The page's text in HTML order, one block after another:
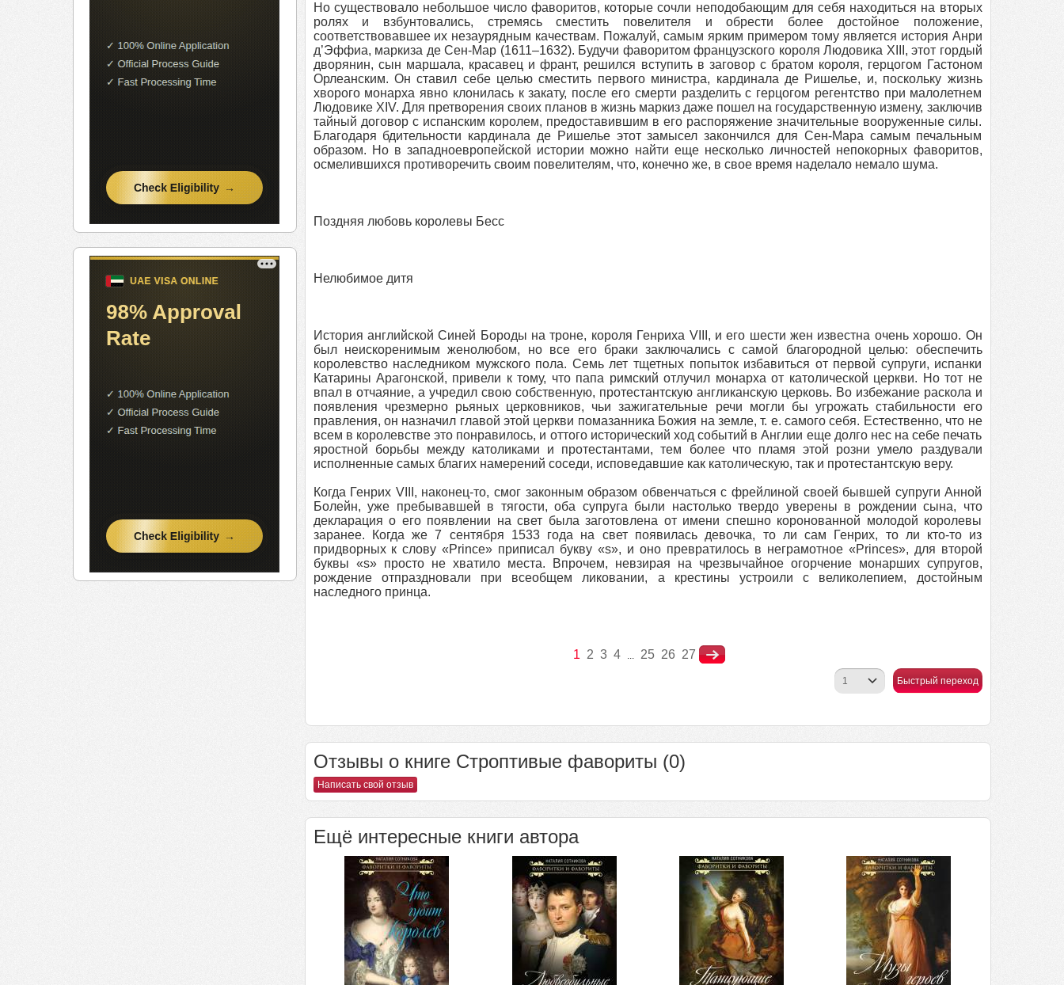
Но существовало небольшое число фаворитов, которые сочли неподобающим для себя находиться на вторых
ролях и взбунтовались, стремясь сместить повелителя и обрести более достойное положение,
соответствовавшее их незаурядным качествам. Пожалуй, самым ярким примером тому является история Анри
д’Эффиа, маркиза де Сен-Мар (1611–1632). Будучи фаворитом французского короля Людовика XIII, этот гордый
дворянин, сын маршала, красавец и франт, решился вступить в заговор с братом короля, герцогом Гастоном
Орлеанским. Он ставил себе целью сместить первого министра, кардинала де Ришелье, и, поскольку жизнь
хворого монарха явно клонилась к закату, после его смерти разделить с герцогом регентство при малолетнем
Людовике XIV. Для претворения своих планов в жизнь маркиз даже пошел на государственную измену, заключив
тайный договор с испанским королем, предоставившим в его распоряжение значительные вооруженные силы.
Благодаря бдительности кардинала де Ришелье этот замысел закончился для Сен-Мара самым печальным
образом. Но в западноевропейской истории можно найти еще несколько личностей непокорных фаворитов,
осмелившихся противоречить своим повелителям, что, конечно же, в свое время наделало немало шума.
Поздняя любовь королевы Бесс
Нелюбимое дитя
История английской Синей Бороды на троне, короля Генриха VIII, и его шести жен известна очень хорошо. Он
был неискоренимым женолюбом, но все его браки заключались с самой благородной целью: обеспечить
королевство наследником мужского пола. Семь лет тщетных попыток избавиться от первой супруги, испанки
Катарины Арагонской, привели к тому, что папа римский отлучил монарха от католической церкви. Но тот не
впал в отчаяние, а учредил свою собственную, протестантскую англиканскую церковь. Во избежание раскола и
появления чрезмерно рьяных церковников, чьи зажигательные речи могли бы угрожать стабильности его
правления, он назначил главой этой церкви помазанника Божия на земле, т. е. самого себя. Естественно, что не
всем в королевстве это понравилось, и оттого исторический ход событий в Англии еще долго нес на себе печать
яростной борьбы между католиками и протестантами, тем более что пламя этой розни умело раздували
исполненные самых благих намерений соседи, исповедавшие как католическую, так и протестантскую веру.
Когда Генрих VIII, наконец-то, смог законным образом обвенчаться с фрейлиной своей бывшей супруги Анной
Болейн, уже пребывавшей в тягости, оба супруга были настолько твердо уверены в рождении сына, что
декларация о его появлении на свет была заготовлена от имени спешно коронованной молодой королевы
заранее. Когда же 7 сентября 1533 года на свет появилась девочка, то ли сам Генрих, то ли кто-то из
придворных к слову «Prince» приписал букву «s», и оно превратилось в неграмотное «Princes», для второй
буквы «s» просто не хватило места. Впрочем, невзирая на чрезвычайное огорчение монарших супругов,
рождение отпраздновали при всеобщем ликовании, а крестины устроили с великолепием, достойным
наследного принца.
1 2 3 4 ... 25 26 27
Быстрый переход
Отзывы о книге Строптивые фавориты (0)
Написать свой отзыв
Ещё интересные книги автора